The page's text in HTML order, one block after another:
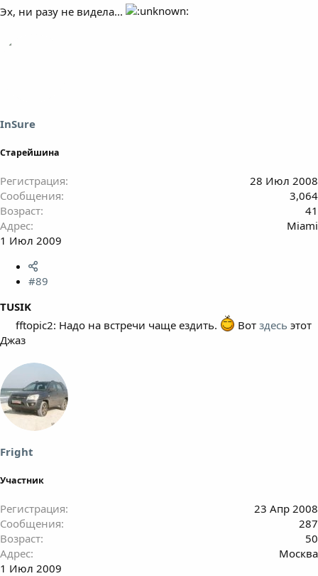
Эх, ни разу не видела...
InSure
Старейшина
Регистрация
28 Июл 2008
Сообщения
3,064
Возраст
41
Адрес
Miami
1 Июл 2009
#89
TUSIK
fftopic2: Надо на встречи чаще ездить.
Вот здесь этот
Джаз
Fright
Участник
Регистрация
23 Апр 2008
Сообщения
287
Возраст
50
Адрес
Москва
1 Июл 2009